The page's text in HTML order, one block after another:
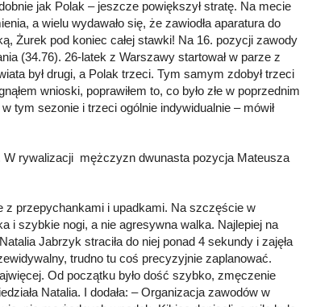
jak Polak – jeszcze powiększył stratę. Na mecie
a wielu wydawało się, że zawiodła aparatura do
Żurek pod koniec całej stawki! Na 16. pozycji zawody
(34.76). 26-latek z Warszawy startował w parze z
był drugi, a Polak trzeci. Tym samym zdobył trzeci
wnioski, poprawiłem to, co było złe w poprzednim
tym sezonie i trzeci ogólnie indywidualnie – mówił
W rywalizacji mężczyzn dwunasta pozycja Mateusza
z przepychankami i upadkami. Na szczęście w
i szybkie nogi, a nie agresywna walka. Najlepiej na
Jabrzyk straciła do niej ponad 4 sekundy i zajęła
trudno tu coś precyzyjnie zaplanować.
Od początku było dość szybko, zmęczenie
Natalia. I dodała: – Organizacja zawodów w